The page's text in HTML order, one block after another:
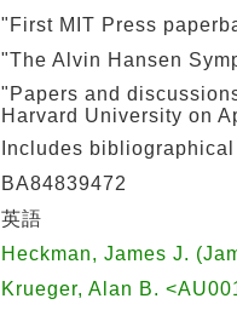
"First MIT Press
"The Alvin Hansen
"Papers and
Harvard University on
Includes
BA84839472
英語
Heckman, James J.
Krueger, Alan B.